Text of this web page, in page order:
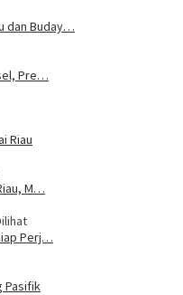
dan Buday…
Pre…
M…
Perj…
Pasifik